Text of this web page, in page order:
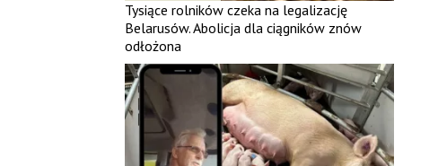
Tysiące rolników czeka na legalizację
Belarusów. Abolicja dla ciągników znów
odłożona